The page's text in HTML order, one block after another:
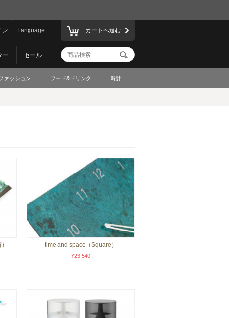
Language
ン
セール
ー
カートへ進む
ァッション フード&ドリンク 時計
time and space（Square）
¥23,540